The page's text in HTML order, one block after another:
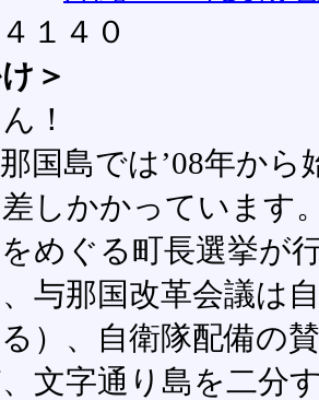
１４０
＞
！
国島では’08年から
しかかっています
めぐる町長選挙が
与那国改革会議は
）、自衛隊配備の
文字通り島を二分